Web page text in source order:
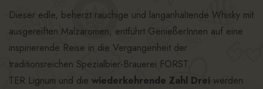
Dieser edle, beherzt rauchige und langanhaltende Whisky mit
ausgereiften Malzaromen, entführt GenießerInnen auf eine
inspirierende Reise in die Vergangenheit der
traditionsreichen Spezialbier-Brauerei FORST.
TER Lignum und die wiederkehrende Zahl Drei werden